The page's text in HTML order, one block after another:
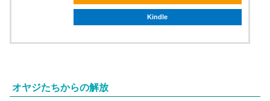
Kindle
オヤジたちからの解放